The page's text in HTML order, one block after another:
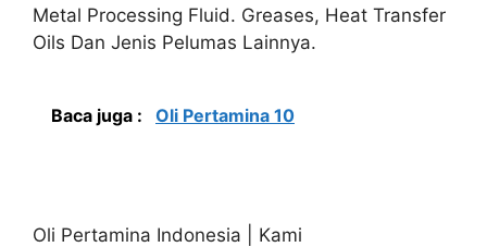
Metal Processing Fluid. Greases, Heat Transfer
Oils Dan Jenis Pelumas Lainnya.
Baca juga : Oli Pertamina 10
Oli Pertamina Indonesia | Kami